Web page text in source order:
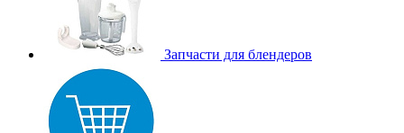
Запчасти для блендеров